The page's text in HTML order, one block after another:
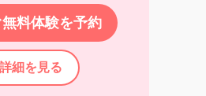
料体験を予約
詳細を見る